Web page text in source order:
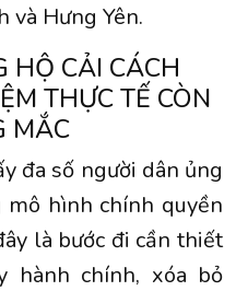
và Hưng Yên.
HỘ CẢI CÁCH
THỰC TẾ CÒN
MẮC
đa số người dân ủng
mô hình chính quyền
là bước đi cần thiết
hành chính, xóa bỏ